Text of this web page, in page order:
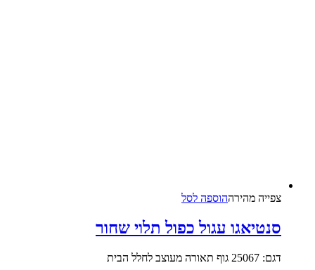
צפייה‬ ‫מהירה‬הוספה לסל
סנטיאגו עגול כפול תלוי שחור
דגם: 25067 גוף תאורה מעוצב לחלל הבית